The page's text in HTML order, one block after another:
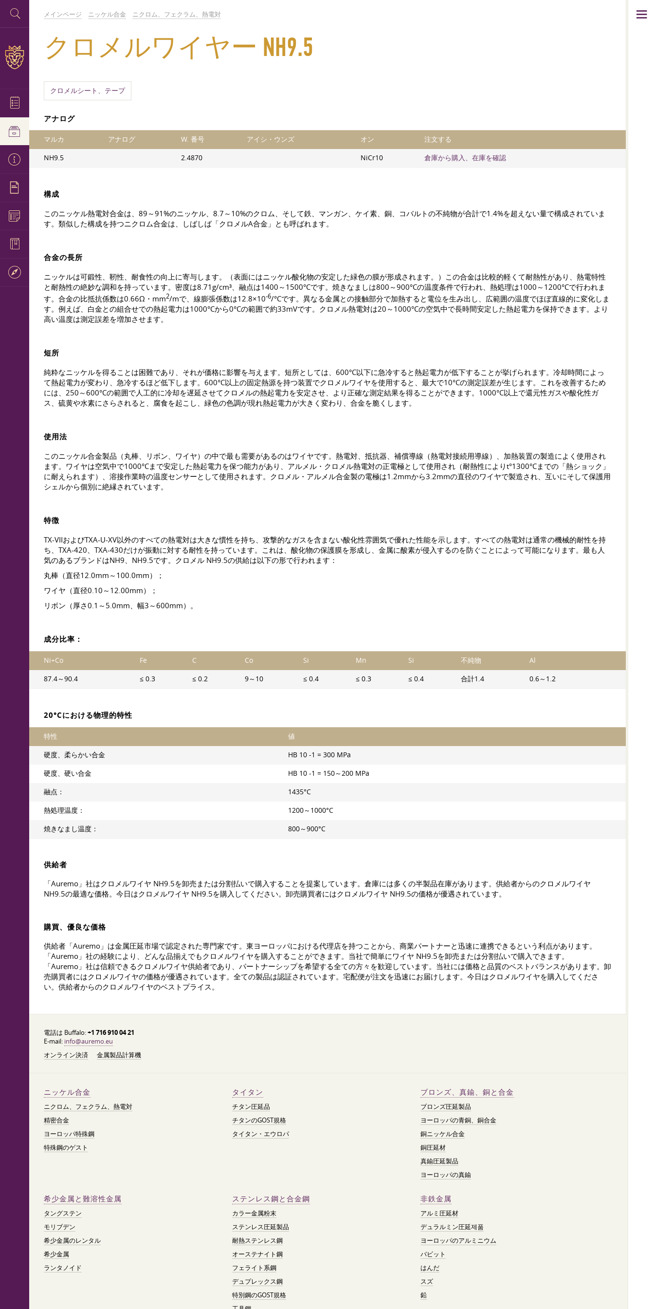
メインページ ニッケル合金 ニクロム、フェクラム、熱電対
クロメルワイヤー NH9.5
クロメルシート、テープ
アナログ
マルカ アナログ W. 番号 アイシ・ウンズ オン 注文する
NH9.5 2.4870 NiCr10 倉庫から購入、在庫を確認
構成
このニッケル熱電対合金は、89～91%のニッケル、8.7～10%のクロム、そして鉄、マンガン、ケイ素、銅、コバルトの不純物が合計で1.4%を超えない量で構成されていま
す。類似した構成を持つニクロム合金は、しばしば「クロメルA合金」とも呼ばれます。
合金の長所
ニッケルは可鍛性、靭性、耐食性の向上に寄与します。（表面にはニッケル酸化物の安定した緑色の膜が形成されます。）この合金は比較的軽くて耐熱性があり、熱電特性
と耐熱性の絶妙な調和を持っています。密度は8.71g/cm³、融点は1400～1500°Cです。焼きなましは800～900°Cの温度条件で行われ、熱処理は1000～1200°Cで行われま
す。合金の比抵抗係数は0.66Ω・mm2/mで、線膨張係数は12.8×10-6/°Cです。異なる金属との接触部分で加熱すると電位を生み出し、広範囲の温度でほぼ直線的に変化しま
す。例えば、白金との組合せでの熱起電力は1000°Cから0°Cの範囲で約33mVです。クロメル熱電対は20～1000°Cの空気中で長時間安定した熱起電力を保持できます。より
高い温度は測定誤差を増加させます。
短所
純粋なニッケルを得ることは困難であり、それが価格に影響を与えます。短所としては、600°C以下に急冷すると熱起電力が低下することが挙げられます。冷却時間によっ
て熱起電力が変わり、急冷するほど低下します。600°C以上の固定熱源を持つ装置でクロメルワイヤを使用すると、最大で10°Cの測定誤差が生じます。これを改善するため
には、250～600°Cの範囲で人工的に冷却を遅延させてクロメルの熱起電力を安定させ、より正確な測定結果を得ることができます。1000°C以上で還元性ガスや酸化性ガ
ス、硫黄や水素にさらされると、腐食を起こし、緑色の色調が現れ熱起電力が大きく変わり、合金を脆くします。
使用法
このニッケル合金製品（丸棒、リボン、ワイヤ）の中で最も需要があるのはワイヤです。熱電対、抵抗器、補償導線（熱電対接続用導線）、加熱装置の製造によく使用され
ます。ワイヤは空気中で1000°Cまで安定した熱起電力を保つ能力があり、アルメル・クロメル熱電対の正電極として使用され（耐熱性によりt°1300°Cまでの「熱ショック」
に耐えられます）、溶接作業時の温度センサーとして使用されます。クロメル・アルメル合金製の電極は1.2mmから3.2mmの直径のワイヤで製造され、互いにそして保護用
シェルから個別に絶縁されています。
特徴
TX-VIIおよびTXA-U-XV以外のすべての熱電対は大きな慣性を持ち、攻撃的なガスを含まない酸化性雰囲気で優れた性能を示します。すべての熱電対は通常の機械的耐性を持
ち、TXA-420、TXA-430だけが振動に対する耐性を持っています。これは、酸化物の保護膜を形成し、金属に酸素が侵入するのを防ぐことによって可能になります。最も人
気のあるブランドはNH9、NH9.5です。クロメル NH9.5の供給は以下の形で行われます：
丸棒（直径12.0mm～100.0mm）；
ワイヤ（直径0.10～12.00mm）；
リボン（厚さ0.1～5.0mm、幅3～600mm）。
成分比率：
Ni+Co Fe C Co Si Mn Si 不純物 Al
87.4～90.4 ≤ 0.3 ≤ 0.2 9～10 ≤ 0.4 ≤ 0.3 ≤ 0.4 合計1.4 0.6～1.2
20°Cにおける物理的特性
特性 値
硬度、柔らかい合金 HB 10 -1 = 300 MPa
硬度、硬い合金 HB 10 -1 = 150～200 MPa
融点： 1435°C
熱処理温度： 1200～1000°C
焼きなまし温度： 800～900°C
供給者
「Auremo」社はクロメルワイヤ NH9.5を卸売または分割払いで購入することを提案しています。倉庫には多くの半製品在庫があります。供給者からのクロメルワイヤ
NH9.5の最適な価格。今日はクロメルワイヤ NH9.5を購入してください。卸売購買者にはクロメルワイヤ NH9.5の価格が優遇されています。
購買、優良な価格
供給者「Auremo」は金属圧延市場で認定された専門家です。東ヨーロッパにおける代理店を持つことから、商業パートナーと迅速に連携できるという利点があります。
「Auremo」社の経験により、どんな品揃えでもクロメルワイヤを購入することができます。当社で簡単にワイヤ NH9.5を卸売または分割払いで購入できます。
「Auremo」社は信頼できるクロメルワイヤ供給者であり、パートナーシップを希望する全ての方々を歓迎しています。当社には価格と品質のベストバランスがあります。卸
売購買者にはクロメルワイヤの価格が優遇されています。全ての製品は認証されています。宅配便が注文を迅速にお届けします。今日はクロメルワイヤを購入してくださ
い。供給者からのクロメルワイヤのベストプライス。
電話は Buffalo:+1 716 910 04 21
E-mail: info@auremo.eu
オンライン決済
金属製品計算機
ニッケル合金
ニクロム、フェクラム、熱電対
精密合金
ヨーロッパ特殊鋼
特殊鋼のゲスト
タイタン
チタン圧延品
チタンのGOST規格
タイタン・エウロパ
ブロンズ、真鍮、銅と合金
ブロンズ圧延製品
ヨーロッパの青銅、銅合金
銅ニッケル合金
銅圧延材
真鍮圧延製品
ヨーロッパの真鍮
希少金属と難溶性金属
タングステン
モリブデン
希少金属のレンタル
希少金属
ランタノイド
ステンレス鋼と合金鋼
カラー金属粉末
ステンレス圧延製品
耐熱ステンレス鋼
オーステナイト鋼
フェライト系鋼
デュプレックス鋼
特別鋼のGOST規格
非鉄金属
アルミ圧延材
デュラルミン圧延제품
ヨーロッパのアルミニウム
バビット
はんだ
スズ
鉛